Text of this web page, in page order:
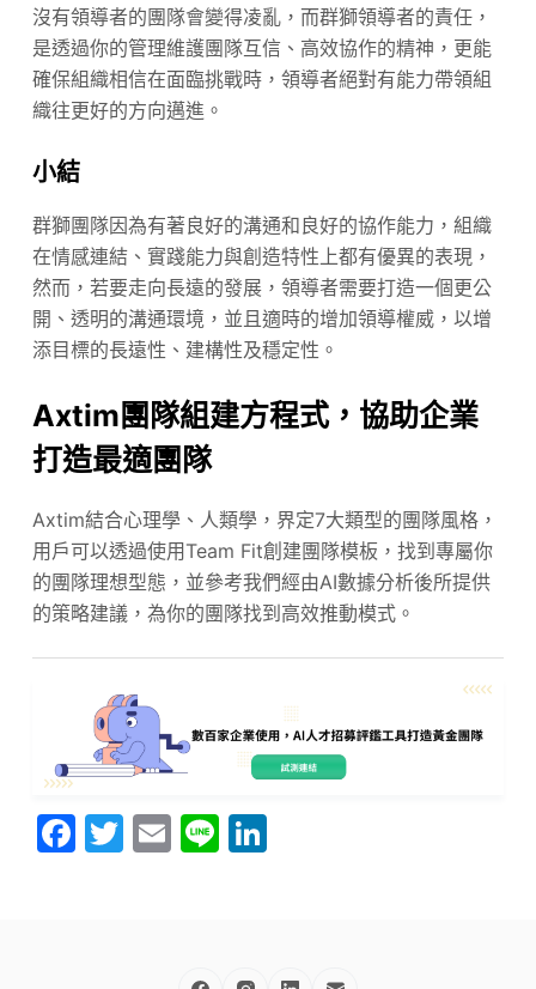
沒有領導者的團隊會變得凌亂，而群獅領導者的責任，
是透過你的管理維護團隊互信、高效協作的精神，更能
確保組織相信在面臨挑戰時，領導者絕對有能力帶領組
織往更好的方向邁進。
小結
群獅團隊因為有著良好的溝通和良好的協作能力，組織
在情感連結、實踐能力與創造特性上都有優異的表現，
然而，若要走向長遠的發展，領導者需要打造一個更公
開、透明的溝通環境，並且適時的增加領導權威，以增
添目標的長遠性、建構性及穩定性。
Axtim團隊組建方程式，協助企業
打造最適團隊
Axtim結合心理學、人類學，界定7大類型的團隊風格，
用戶可以透過使用Team Fit創建團隊模板，找到專屬你
的團隊理想型態，並參考我們經由AI數據分析後所提供
的策略建議，為你的團隊找到高效推動模式。
F T E Li Li